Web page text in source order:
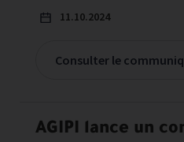
Consulter le
11.10.2024
AGIPI lance un